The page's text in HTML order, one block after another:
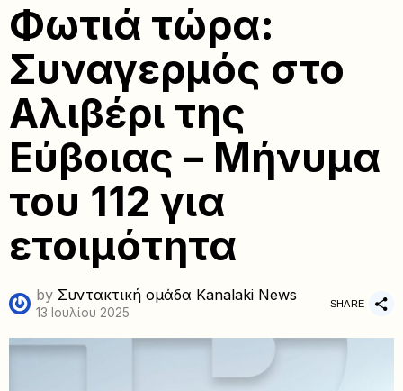
Φωτιά τώρα:
Συναγερμός στο
Αλιβέρι της
Εύβοιας – Μήνυμα
του 112 για
ετοιμότητα
by Συντακτική ομάδα Kanalaki News
13 Ιουλίου 2025
SHARE